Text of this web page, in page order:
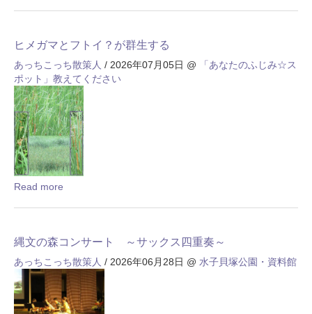
ヒメガマとフトイ？が群生する
あっちこっち散策人 / 2026年07月05日 @
「あなたのふじみ☆ス
ポット」教えてください
Read more
縄文の森コンサート ～サックス四重奏～
あっちこっち散策人 / 2026年06月28日 @ 水子貝塚公園・資料館